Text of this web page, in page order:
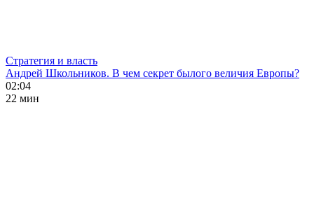
Стратегия и власть
Андрей Школьников. В чем секрет былого величия Европы?
02:04
22 мин